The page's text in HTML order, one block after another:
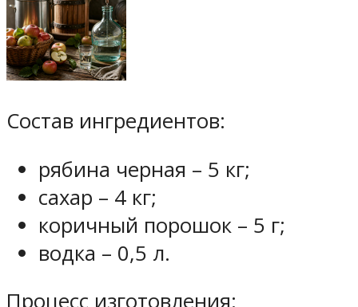
Состав ингредиентов:
рябина черная – 5 кг;
сахар – 4 кг;
коричный порошок – 5 г;
водка – 0,5 л.
Процесс изготовления: